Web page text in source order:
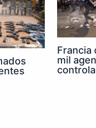
Francia
mil